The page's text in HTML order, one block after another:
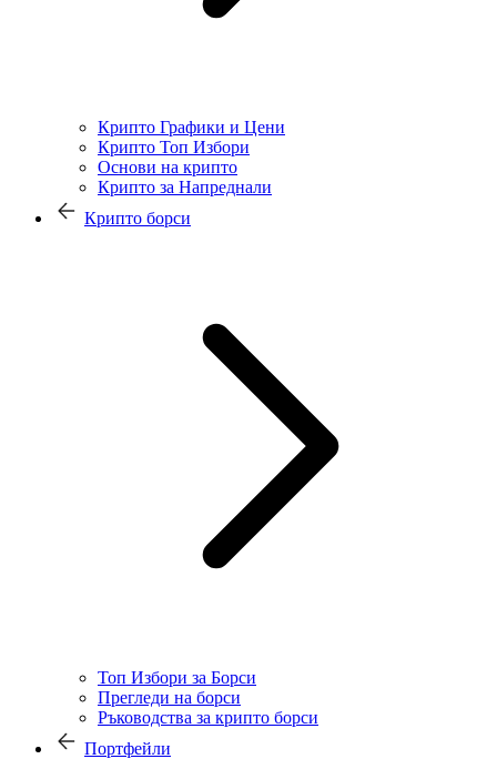
Крипто Графики и Цени
Крипто Топ Избори
Основи на крипто
Крипто за Напреднали
Крипто борси
Топ Избори за Борси
Прегледи на борси
Ръководства за крипто борси
Портфейли